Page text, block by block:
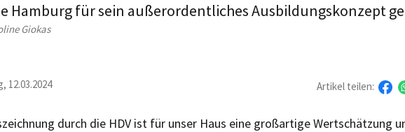
Hamburg für sein außerordentliches Ausbildungskonzept
Giokas
12.03.2024 Artikel teilen:
durch die HDV ist für unser Haus eine großartige Wertschätzung